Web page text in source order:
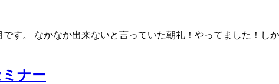
す。 なかなか出来ないと言っていた朝礼！やってました！し
ナー